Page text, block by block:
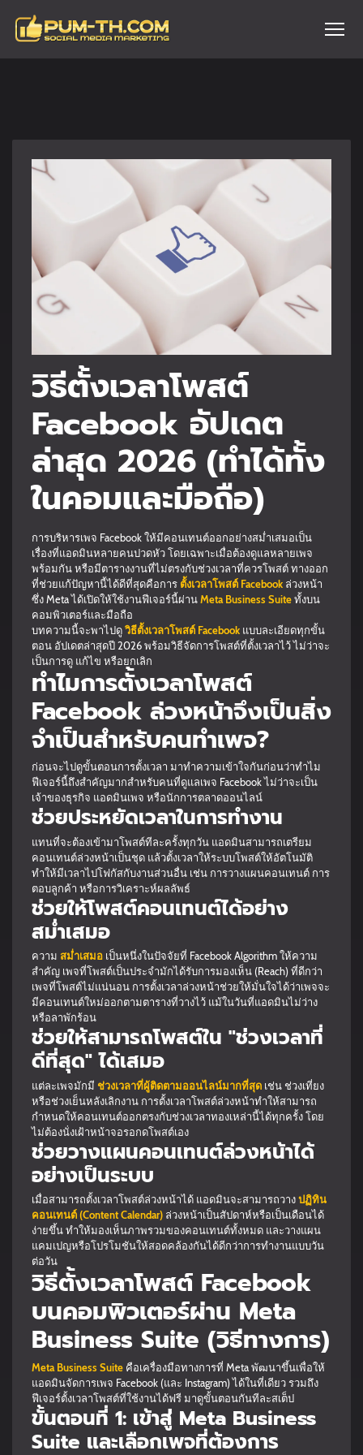
วิธีตั้งเวลาโพสต์
Facebook อัปเดต
ล่าสุด 2026 (ทำได้ทั้ง
ในคอมและมือถือ)
การบริหารเพจ Facebook ให้มีคอนเทนต์ออกอย่างสม่ำเสมอเป็น
เรื่องที่แอดมินหลายคนปวดหัว โดยเฉพาะเมื่อต้องดูแลหลายเพจ
พร้อมกัน หรือมีตารางงานที่ไม่ตรงกับช่วงเวลาที่ควรโพสต์ ทางออก
ที่ช่วยแก้ปัญหานี้ได้ดีที่สุดคือการ ตั้งเวลาโพสต์ Facebook ล่วงหน้า
ซึ่ง Meta ได้เปิดให้ใช้งานฟีเจอร์นี้ผ่านMeta Business Suiteทั้งบน
คอมพิวเตอร์และมือถือ
บทความนี้จะพาไปดูวิธีตั้งเวลาโพสต์ Facebook แบบละเอียดทุกขั้น
ตอน อัปเดตล่าสุดปี 2026 พร้อมวิธีจัดการโพสต์ที่ตั้งเวลาไว้ ไม่ว่าจะ
เป็นการดู แก้ไข หรือยกเลิก
ทำไมการตั้งเวลาโพสต์
Facebook ล่วงหน้าจึงเป็นสิ่ง
จำเป็นสำหรับคนทำเพจ?
ก่อนจะไปดูขั้นตอนการตั้งเวลา มาทำความเข้าใจกันก่อนว่าทำไม
ฟีเจอร์นี้ถึงสำคัญมากสำหรับคนที่ดูแลเพจ Facebook ไม่ว่าจะเป็น
เจ้าของธุรกิจ แอดมินเพจ หรือนักการตลาดออนไลน์
ช่วยประหยัดเวลาในการทำงาน
แทนที่จะต้องเข้ามาโพสต์ทีละครั้งทุกวัน แอดมินสามารถเตรียม
คอนเทนต์ล่วงหน้าเป็นชุด แล้วตั้งเวลาให้ระบบโพสต์ให้อัตโนมัติ
ทำให้มีเวลาไปโฟกัสกับงานส่วนอื่น เช่น การวางแผนคอนเทนต์ การ
ตอบลูกค้า หรือการวิเคราะห์ผลลัพธ์
ช่วยให้โพสต์คอนเทนต์ได้อย่าง
สม่ำเสมอ
ความ สม่ำเสมอ เป็นหนึ่งในปัจจัยที่ Facebook Algorithm ให้ความ
สำคัญ เพจที่โพสต์เป็นประจำมักได้รับการมองเห็น (Reach) ที่ดีกว่า
เพจที่โพสต์ไม่แน่นอน การตั้งเวลาล่วงหน้าช่วยให้มั่นใจได้ว่าเพจจะ
มีคอนเทนต์ใหม่ออกตามตารางที่วางไว้ แม้ในวันที่แอดมินไม่ว่าง
หรือลาพักร้อน
ช่วยให้สามารถโพสต์ใน "ช่วงเวลาที่
ดีที่สุด" ได้เสมอ
แต่ละเพจมักมี ช่วงเวลาที่ผู้ติดตามออนไลน์มากที่สุด เช่น ช่วงเที่ยง
หรือช่วงเย็นหลังเลิกงาน การตั้งเวลาโพสต์ล่วงหน้าทำให้สามารถ
กำหนดให้คอนเทนต์ออกตรงกับช่วงเวลาทองเหล่านี้ได้ทุกครั้ง โดย
ไม่ต้องนั่งเฝ้าหน้าจอรอกดโพสต์เอง
ช่วยวางแผนคอนเทนต์ล่วงหน้าได้
อย่างเป็นระบบ
เมื่อสามารถตั้งเวลาโพสต์ล่วงหน้าได้ แอดมินจะสามารถวางปฏิทิน
คอนเทนต์ (Content Calendar) ล่วงหน้าเป็นสัปดาห์หรือเป็นเดือนได้
ง่ายขึ้น ทำให้มองเห็นภาพรวมของคอนเทนต์ทั้งหมด และวางแผน
แคมเปญหรือโปรโมชันให้สอดคล้องกันได้ดีกว่าการทำงานแบบวัน
ต่อวัน
วิธีตั้งเวลาโพสต์ Facebook
บนคอมพิวเตอร์ผ่าน Meta
Business Suite (วิธีทางการ)
Meta Business Suite คือเครื่องมือทางการที่ Meta พัฒนาขึ้นเพื่อให้
แอดมินจัดการเพจ Facebook (และ Instagram) ได้ในที่เดียว รวมถึง
ฟีเจอร์ตั้งเวลาโพสต์ที่ใช้งานได้ฟรี มาดูขั้นตอนกันทีละสเต็ป
ขั้นตอนที่ 1: เข้าสู่ Meta Business
Suite และเลือกเพจที่ต้องการ